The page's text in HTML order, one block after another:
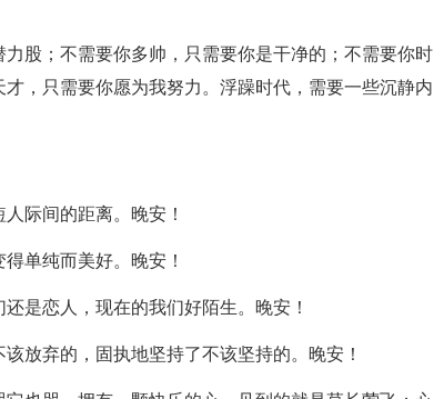
股；不需要你多帅，只需要你是干净的；不需要你时
，只需要你愿为我努力。浮躁时代，需要一些沉静内
际间的距离。晚安！
单纯而美好。晚安！
是恋人，现在的我们好陌生。晚安！
放弃的，固执地坚持了不该坚持的。晚安！